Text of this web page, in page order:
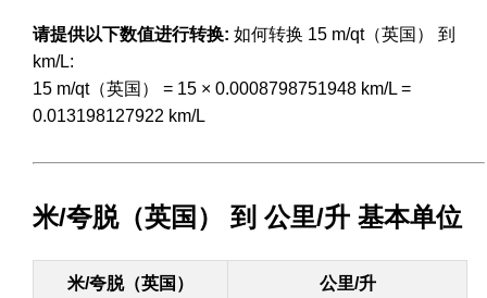
请提供以下数值进行转换: 如何转换 15 m/qt（英国） 到
km/L:
15 m/qt（英国） = 15 × 0.0008798751948 km/L =
0.013198127922 km/L
米/夸脱（英国） 到 公里/升 基本单位
米/夸脱（英国） 公里/升